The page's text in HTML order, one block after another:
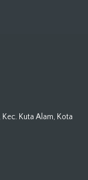
Kuta Alam, Kota